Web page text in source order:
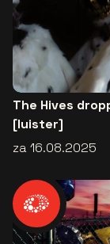
The Hives
[luister]
za 16.08.2025